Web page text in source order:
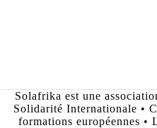
Solafrika est une
Solidarité Internationale •
formations européennes •